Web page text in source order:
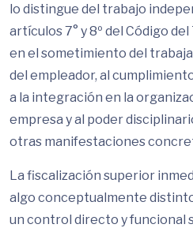
lo distingue del trabajo
artículos 7° y 8º del Código
en el sometimiento del
del empleador, al
a la integración en la
empresa y al poder
otras manifestaciones
La fiscalización superior
algo conceptualmente
un control directo y funcional